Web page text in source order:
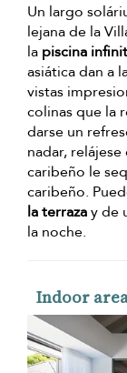
Un largo
lejana de la
la piscina
asiática dan a
vistas
colinas que la
darse un
nadar,
caribeño le
caribeño.
la terrazay de
la noche.
Indoor